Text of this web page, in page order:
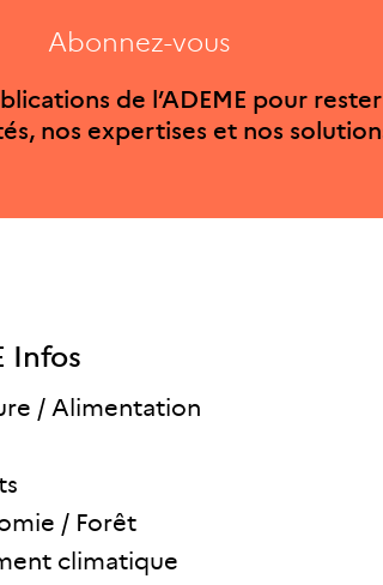
Abonnez-vous
de l’ADEME pour
nos expertises et nos
Infos
/ Alimentation
/ Forêt
climatique